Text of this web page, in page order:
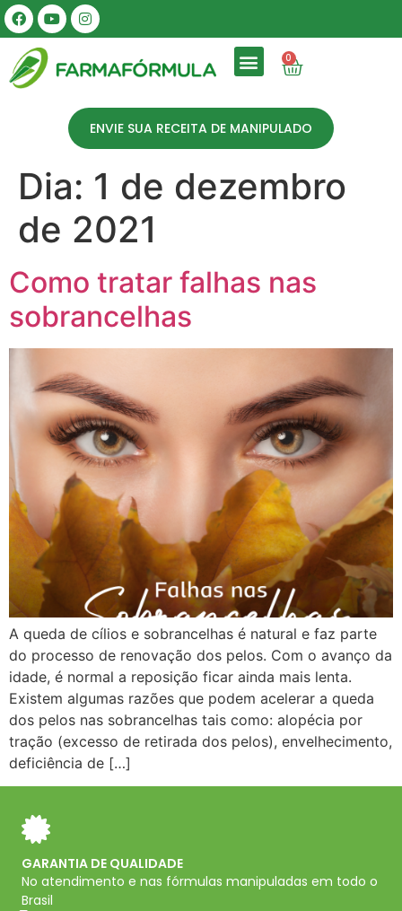
0
ENVIE SUA RECEITA DE MANIPULADO
Dia: 1 de dezembro
de 2021
Como tratar falhas nas
sobrancelhas
A queda de cílios e sobrancelhas é natural e faz parte
do processo de renovação dos pelos. Com o avanço da
idade, é normal a reposição ficar ainda mais lenta.
Existem algumas razões que podem acelerar a queda
dos pelos nas sobrancelhas tais como: alopécia por
tração (excesso de retirada dos pelos), envelhecimento,
deficiência de […]
GARANTIA DE QUALIDADE
No atendimento e nas fórmulas manipuladas em todo o
Brasil